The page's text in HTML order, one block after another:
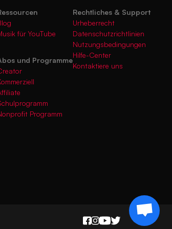
für YouTube
und Programme
Programm
Rechtliches & Support
Urheberrecht
Datenschutzrichtlinien
Nutzungsbedingungen
Hilfe-Center
Kontaktiere uns